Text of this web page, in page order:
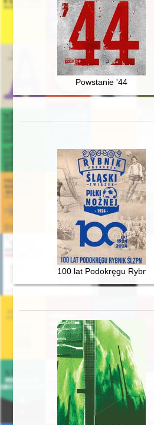
Powstanie '44
100 lat Podokręgu Rybnik